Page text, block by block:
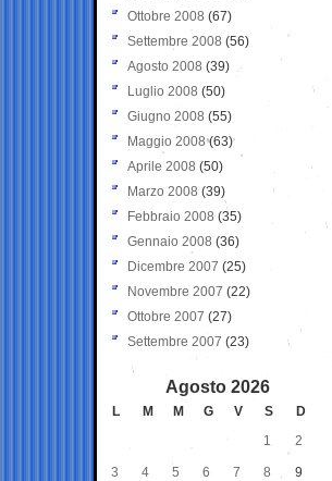
Ottobre 2008 (67)
Settembre 2008 (56)
Agosto 2008 (39)
Luglio 2008 (50)
Giugno 2008 (55)
Maggio 2008(63)
Aprile 2008 (50)
Marzo 2008 (39)
Febbraio 2008 (35)
Gennaio 2008 (36)
Dicembre 2007 (25)
Novembre 2007 (22)
Ottobre 2007 (27)
Settembre 2007 (23)
Agosto 2026
L M M G V S
D
1
2
3 4 5 6 7 8 9